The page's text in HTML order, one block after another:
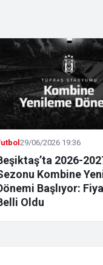
29/06/2026 19:36
2026-
Kombine
Başlıyor:
Oldu